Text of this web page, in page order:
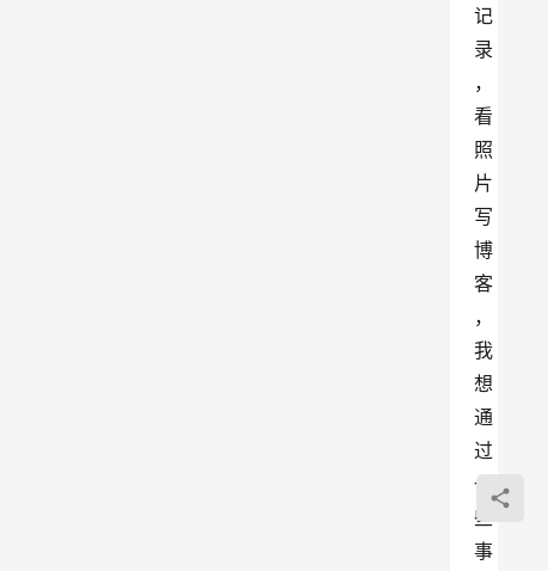
记
录
，
看
照
片
写
博
客
，
我
想
通
过
一
些
事